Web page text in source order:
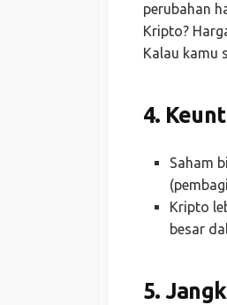
perubahan
Kripto?
Kalau kamu
4.
Saham
Kripto
besar
5.